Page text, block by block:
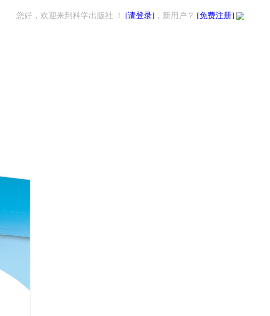
您好，欢迎来到科学出版社 ！ [请登录] ，新用户？ [免费注册]